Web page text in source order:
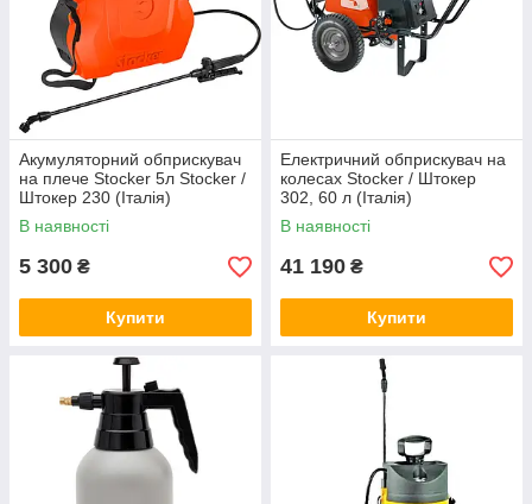
Акумуляторний обприскувач
на плече Stocker 5л Stocker /
Штокер 230 (Італія)
В наявності
5 300 ₴
Купити
Електричний обприскувач на
колесах Stocker / Штокер
302, 60 л (Італія)
В наявності
41 190 ₴
Купити